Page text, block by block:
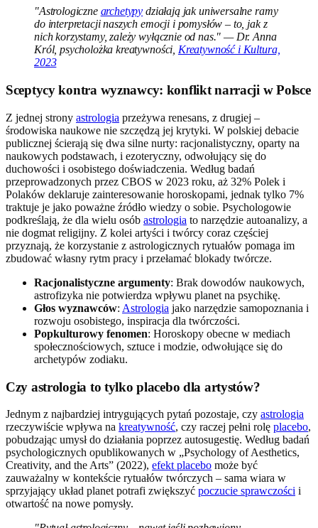
"Astrologiczne archetypy działają jak uniwersalne ramy
do interpretacji naszych emocji i pomysłów – to, jak z
nich korzystamy, zależy wyłącznie od nas." — Dr. Anna
Król, psycholożka kreatywności, Kreatywność i Kultura,
2023
Sceptycy kontra wyznawcy: konflikt narracji w Polsce
Z jednej strony astrologia przeżywa renesans, z drugiej –
środowiska naukowe nie szczędzą jej krytyki. W polskiej debacie
publicznej ścierają się dwa silne nurty: racjonalistyczny, oparty na
naukowych podstawach, i ezoteryczny, odwołujący się do
duchowości i osobistego doświadczenia. Według badań
przeprowadzonych przez CBOS w 2023 roku, aż 32% Polek i
Polaków deklaruje zainteresowanie horoskopami, jednak tylko 7%
traktuje je jako poważne źródło wiedzy o sobie. Psychologowie
podkreślają, że dla wielu osób astrologia to narzędzie autoanalizy, a
nie dogmat religijny. Z kolei artyści i twórcy coraz częściej
przyznają, że korzystanie z astrologicznych rytuałów pomaga im
zbudować własny rytm pracy i przełamać blokady twórcze.
Racjonalistyczne argumenty: Brak dowodów naukowych,
astrofizyka nie potwierdza wpływu planet na psychikę.
Głos wyznawców: Astrologia jako narzędzie samopoznania i
rozwoju osobistego, inspiracja dla twórczości.
Popkulturowy fenomen: Horoskopy obecne w mediach
społecznościowych, sztuce i modzie, odwołujące się do
archetypów zodiaku.
Czy astrologia to tylko placebo dla artystów?
Jednym z najbardziej intrygujących pytań pozostaje, czy astrologia
rzeczywiście wpływa na kreatywność, czy raczej pełni rolę placebo,
pobudzając umysł do działania poprzez autosugestię. Według badań
psychologicznych opublikowanych w „Psychology of Aesthetics,
Creativity, and the Arts” (2022), efekt placebo może być
zauważalny w kontekście rytuałów twórczych – sama wiara w
sprzyjający układ planet potrafi zwiększyć poczucie sprawczości i
otwartość na nowe pomysły.